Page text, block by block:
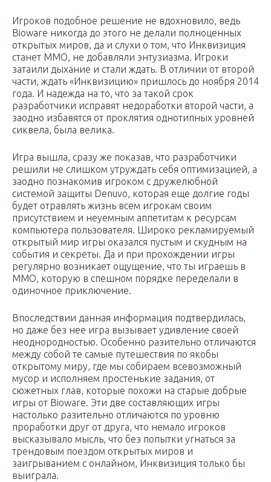
Игроков подобное решение не вдохновило, ведь
Bioware никогда до этого не делали полноценных
открытых миров, да и слухи о том, что Инквизиция
станет MMO, не добавляли энтузиазма. Игроки
затаили дыхание и стали ждать. В отличии от второй
части, ждать «Инквизицию» пришлось до ноября 2014
года. И надежда на то, что за такой срок
разработчики исправят недоработки второй части, а
заодно избавятся от проклятия однотипных уровней
сиквела, была велика.
Игра вышла, сразу же показав, что разработчики
решили не слишком утруждать себя оптимизацией, а
заодно познакомив игроком с дружелюбной
системой защиты Denuvo, которая еще долгие годы
будет отравлять жизнь всем игрокам своим
присутствием и неуемным аппетитам к ресурсам
компьютера пользователя. Широко рекламируемый
открытый мир игры оказался пустым и скудным на
события и секреты. Да и при прохождении игры
регулярно возникает ощущение, что ты играешь в
ММО, которую в спешном порядке переделали в
одиночное приключение.
Впоследствии данная информация подтвердилась,
но даже без нее игра вызывает удивление своей
неоднородностью. Особенно разительно отличаются
между собой те самые путешествия по якобы
открытому миру, где мы собираем всевозможный
мусор и исполняем простенькие задания, от
сюжетных глав, которые похожи на старые добрые
игры от Bioware. Эти две составляющих игры
настолько разительно отличаются по уровню
проработки друг от друга, что немало игроков
высказывало мысль, что без попытки угнаться за
трендовым поездом открытых миров и
заигрыванием с онлайном, Инквизиция только бы
выиграла.